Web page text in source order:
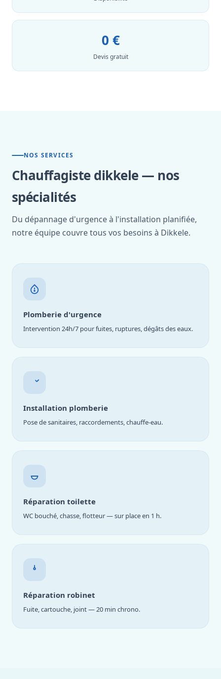
0 €
Devis gratuit
NOS SERVICES
Chauffagiste dikkele — nos
spécialités
Du dépannage d'urgence à l'installation planifiée,
notre équipe couvre tous vos besoins à Dikkele.
Plomberie d'urgence
Intervention 24h/7 pour fuites, ruptures, dégâts des eaux.
Installation plomberie
Pose de sanitaires, raccordements, chauffe-eau.
Réparation toilette
WC bouché, chasse, flotteur — sur place en 1 h.
Réparation robinet
Fuite, cartouche, joint — 20 min chrono.